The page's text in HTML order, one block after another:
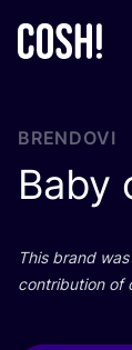
BRENDOVI
Baby
This brand
con­tri­bu­ti­on of